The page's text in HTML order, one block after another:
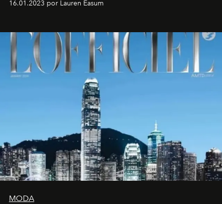
16.01.2023 por Lauren Easum
MODA